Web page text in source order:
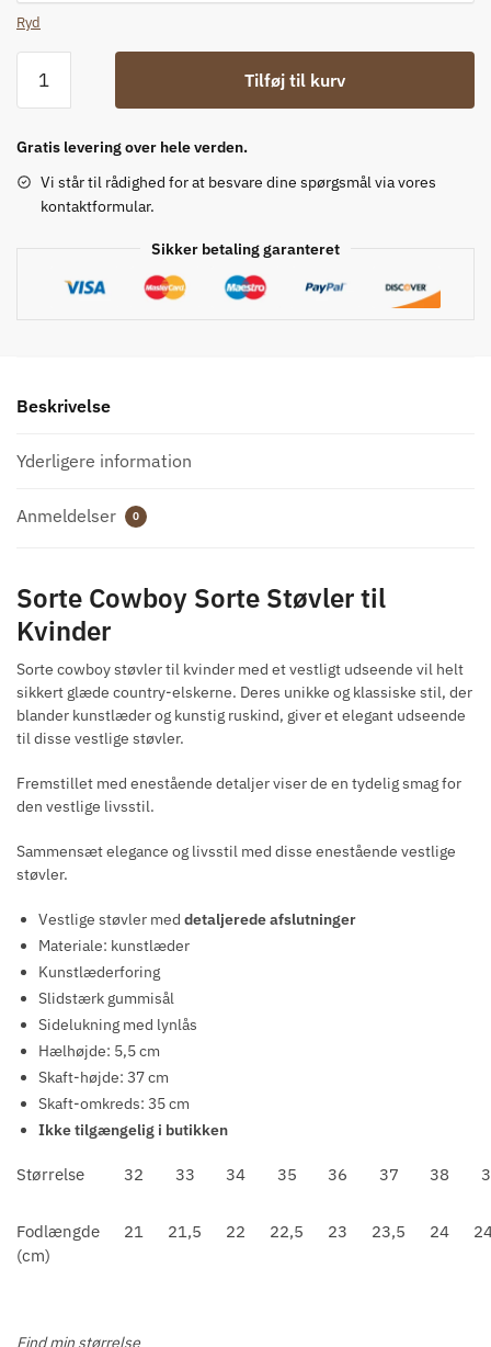
Ryd
cowboystøvler
kvinder
Tilføj til kurv
Gratis levering over hele verden.
Vi står til rådighed for at besvare dine spørgsmål via vores
kontaktformular.
Sikker betaling garanteret
Beskrivelse
Yderligere information
Anmeldelser 0
Sorte Cowboy Sorte Støvler til
Kvinder
Sorte cowboy støvler til kvinder med et vestligt udseende vil helt
sikkert glæde country-elskerne. Deres unikke og klassiske stil, der
blander kunstlæder og kunstig ruskind, giver et elegant udseende
til disse vestlige støvler.
Fremstillet med enestående detaljer viser de en tydelig smag for
den vestlige livsstil.
Sammensæt elegance og livsstil med disse enestående vestlige
støvler.
Vestlige støvler med detaljerede afslutninger
Materiale: kunstlæder
Kunstlæderforing
Slidstærk gummisål
Sidelukning med lynlås
Hælhøjde: 5,5 cm
Skaft-højde: 37 cm
Skaft-omkreds: 35 cm
Ikke tilgængelig i butikken
Størrelse 32 33 34 35 36 37 38
Fodlængde
(cm)
21 21,5 22 22,5 23 23,5 24
Find min størrelse